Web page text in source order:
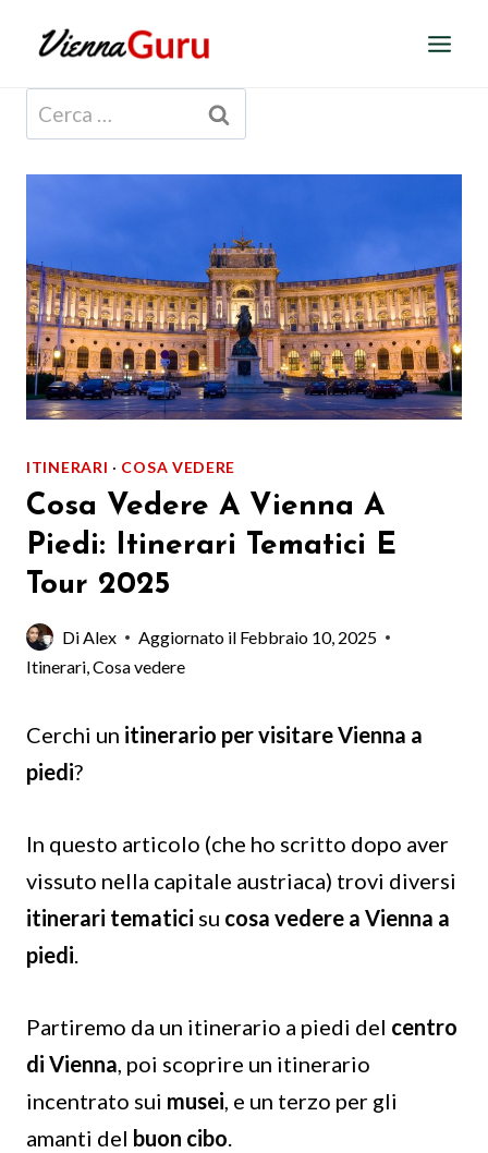
contenuto
Ricerca
per:
ITINERARI · COSA VEDERE
Cosa Vedere A Vienna A
Piedi: Itinerari Tematici E
Tour 2025
DiAlex Aggiornato il Febbraio 10, 2025
Itinerari,Cosa vedere
Cerchi un itinerario per visitare Vienna a
piedi?
In questo articolo (che ho scritto dopo aver
vissuto nella capitale austriaca) trovi diversi
itinerari tematici su cosa vedere a Vienna a
piedi.
Partiremo da un itinerario a piedi del centro
di Vienna, poi scoprire un itinerario
incentrato sui musei, e un terzo per gli
amanti del buon cibo.